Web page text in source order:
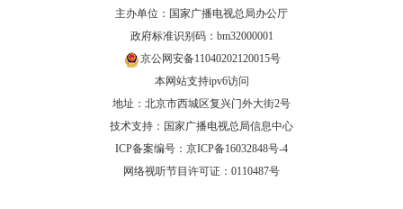
主办单位：国家广播电视总局办公厅
政府标准识别码：bm32000001
京公网安备11040202120015号
本网站支持ipv6访问
地址：北京市西城区复兴门外大街2号
技术支持：国家广播电视总局信息中心
ICP备案编号：京ICP备16032848号-4
网络视听节目许可证：0110487号